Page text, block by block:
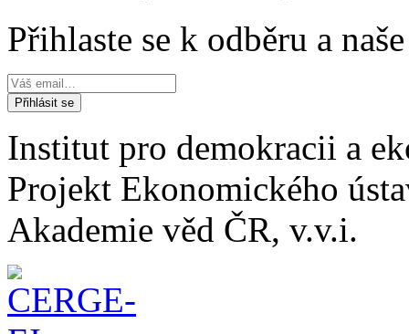
Přihlaste se k odběru a
Institut pro demokracii a
Projekt Ekonomického
Akademie věd ČR, v.v.i.